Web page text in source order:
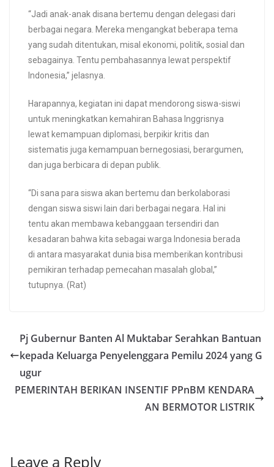
“Jadi anak-anak disana bertemu dengan delegasi dari
berbagai negara. Mereka mengangkat beberapa tema
yang sudah ditentukan, misal ekonomi, politik, sosial dan
sebagainya. Tentu pembahasannya lewat perspektif
Indonesia,” jelasnya.
Harapannya, kegiatan ini dapat mendorong siswa-siswi
untuk meningkatkan kemahiran Bahasa Inggrisnya
lewat kemampuan diplomasi, berpikir kritis dan
sistematis juga kemampuan bernegosiasi, berargumen,
dan juga berbicara di depan publik.
“Di sana para siswa akan bertemu dan berkolaborasi
dengan siswa siswi lain dari berbagai negara. Hal ini
tentu akan membawa kebanggaan tersendiri dan
kesadaran bahwa kita sebagai warga Indonesia berada
di antara masyarakat dunia bisa memberikan kontribusi
pemikiran terhadap pemecahan masalah global,”
tutupnya. (Rat)
Pj Gubernur Banten Al Muktabar Serahkan Bantuan
kepada Keluarga Penyelenggara Pemilu 2024 yang G
ugur
PEMERINTAH BERIKAN INSENTIF PPnBM KENDARA
AN BERMOTOR LISTRIK
Leave a Reply